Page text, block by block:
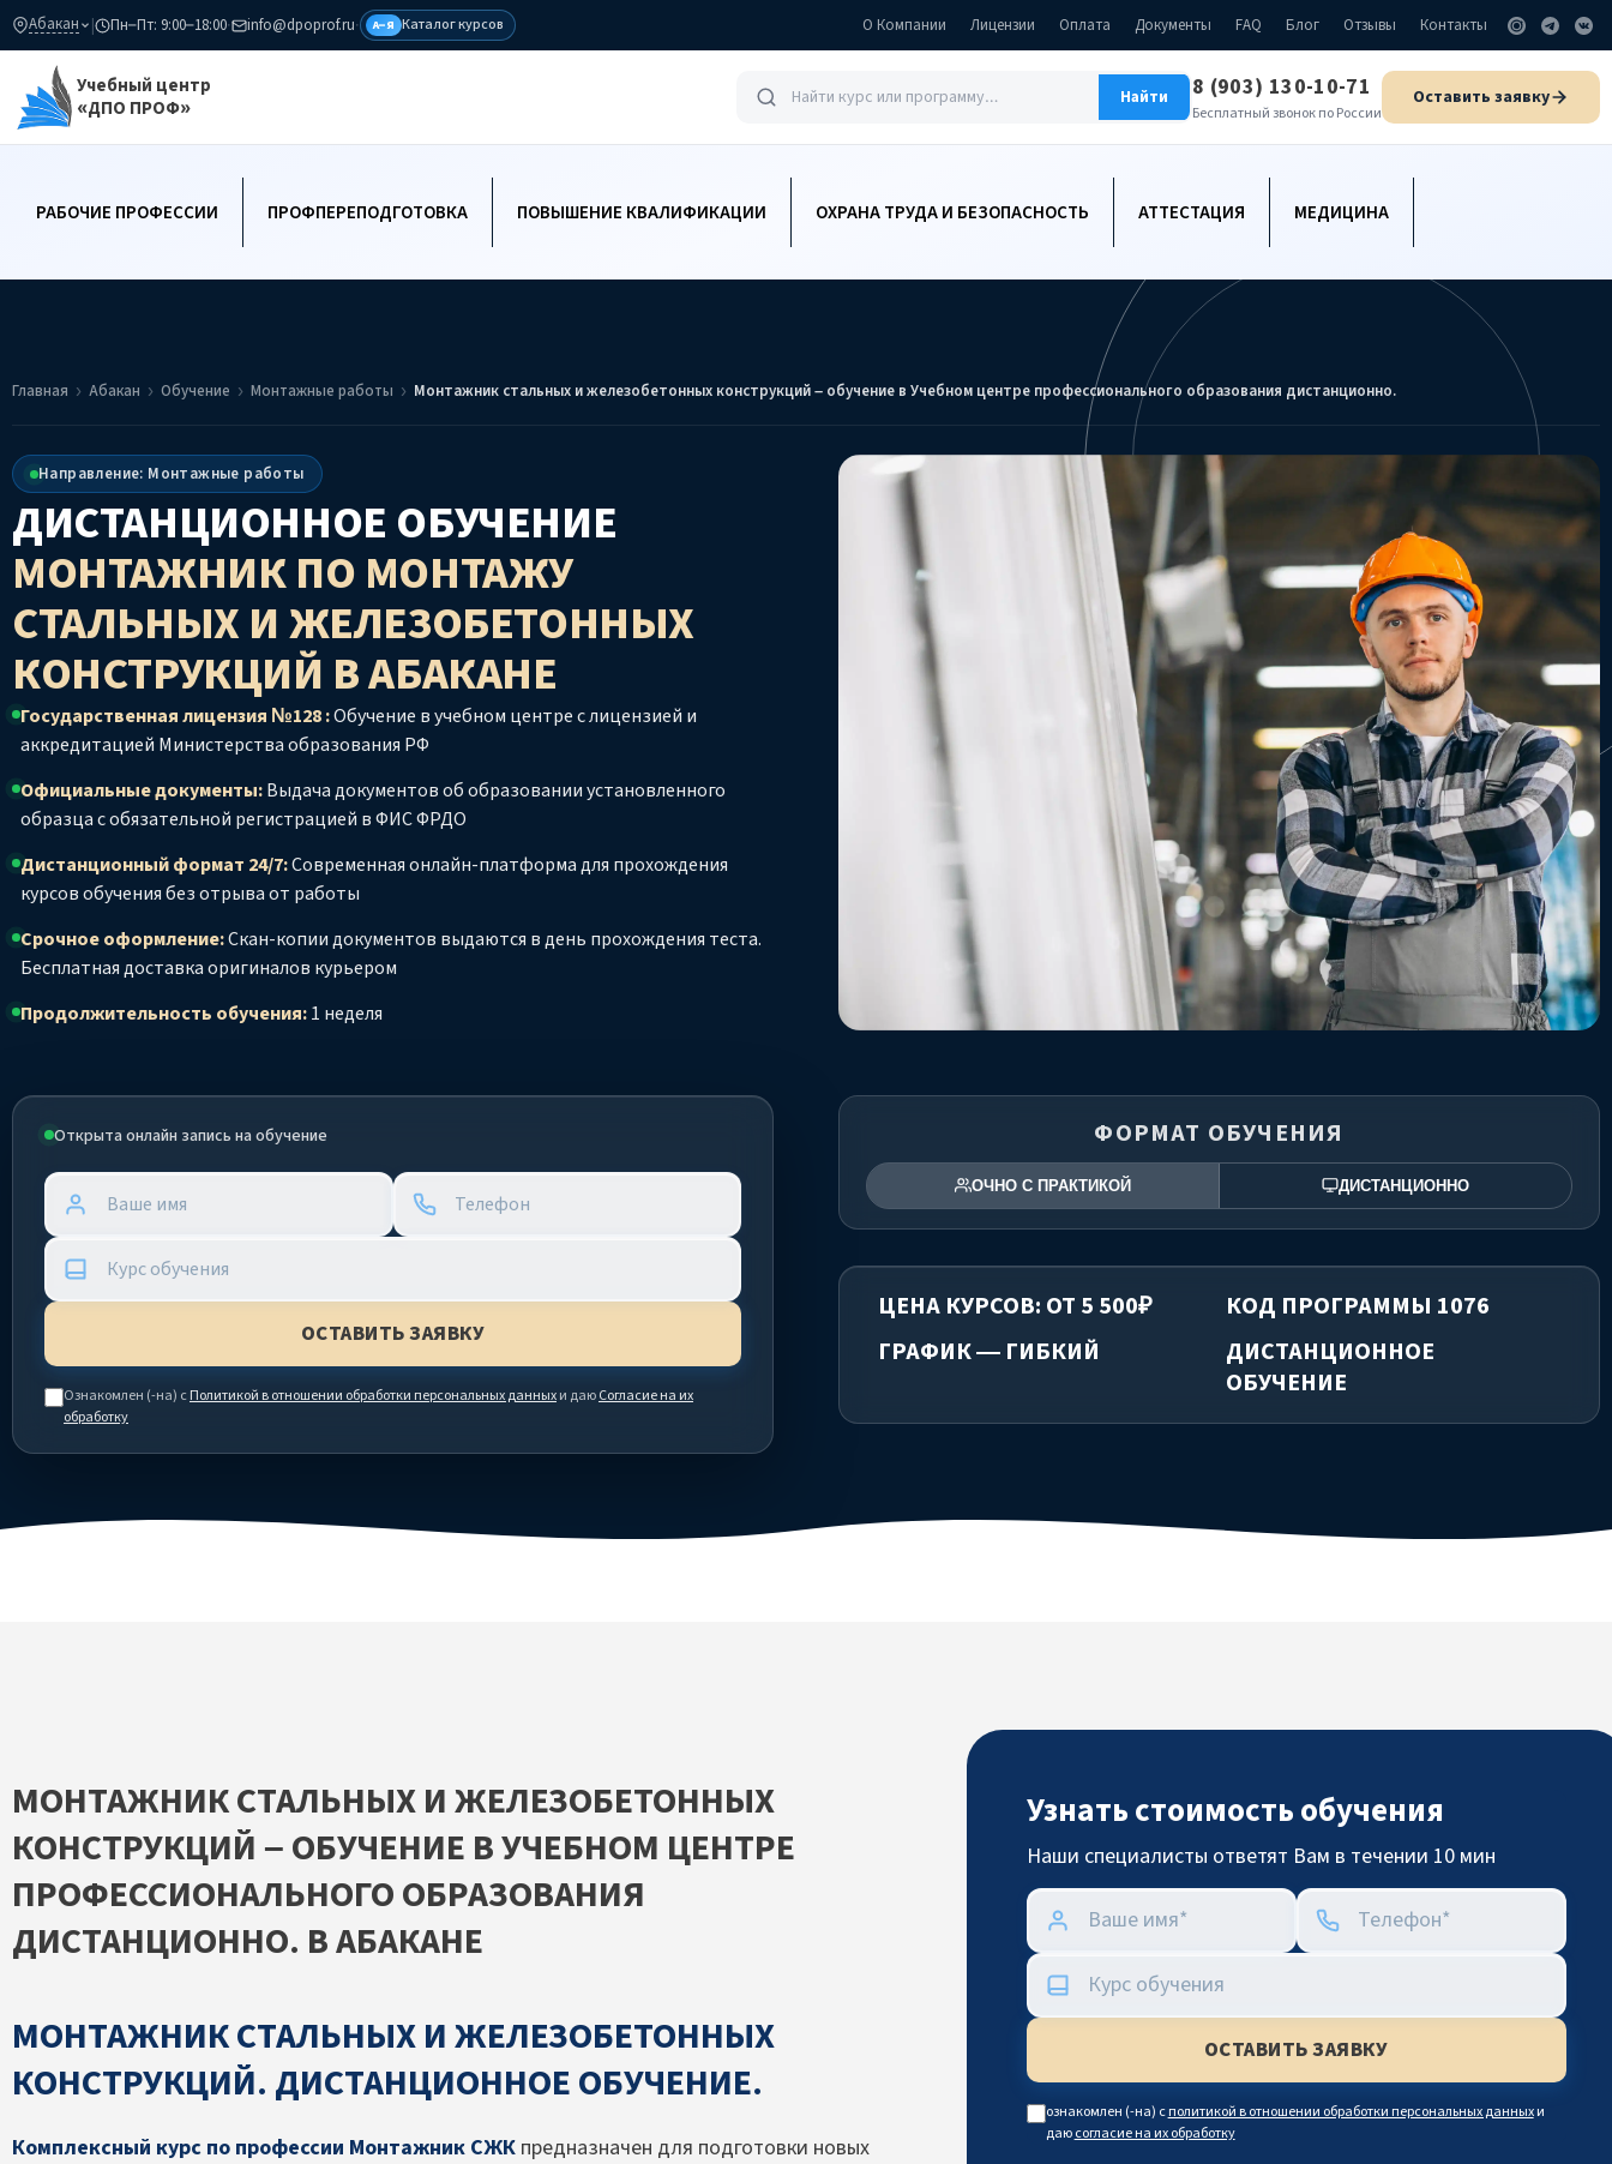
Абакан | Пн–Пт: 9:00–18:00· info@dpoprof.ru· А–Я Каталог курсов О Компании Лицензии Оплата Документы FAQ Блог Отзывы Контакты
Учебный центр
«ДПО ПРОФ»
Найти 8 (903) 130-10-71
Бесплатный звонок по России
Оставить заявку
РАБОЧИЕ ПРОФЕССИИ ПРОФПЕРЕПОДГОТОВКА ПОВЫШЕНИЕ КВАЛИФИКАЦИИ ОХРАНА ТРУДА И БЕЗОПАСНОСТЬ АТТЕСТАЦИЯ МЕДИЦИНА
Главная Абакан Обучение Монтажные работы Монтажник стальных и железобетонных конструкций – обучение в Учебном центре профессионального образования дистанционно.
Направление: Монтажные работы
ДИСТАНЦИОННОЕ ОБУЧЕНИЕ
МОНТАЖНИК ПО МОНТАЖУ
СТАЛЬНЫХ И ЖЕЛЕЗОБЕТОННЫХ
КОНСТРУКЦИЙ В АБАКАНЕ
Государственная лицензия №128 :Обучение в учебном центре с лицензией и
аккредитацией Министерства образования РФ
Официальные документы:Выдача документов об образовании установленного
образца с обязательной регистрацией в ФИС ФРДО
Дистанционный формат 24/7:Современная онлайн-платформа для прохождения
курсов обучения без отрыва от работы
Срочное оформление:Скан-копии документов выдаются в день прохождения теста.
Бесплатная доставка оригиналов курьером
Продолжительность обучения:1 неделя
Открыта онлайн запись на обучение
Ознакомлен (-на) сПолитикой в отношении обработки персональных данныхи даюСогласие на их
обработку
ФОРМАТ ОБУЧЕНИЯ
ОЧНО С ПРАКТИКОЙ ДИСТАНЦИОННО
ЦЕНА КУРСОВ: ОТ 5 500₽
КОД ПРОГРАММЫ 1076
ГРАФИК — ГИБКИЙ
ДИСТАНЦИОННОЕ
ОБУЧЕНИЕ
МОНТАЖНИК СТАЛЬНЫХ И ЖЕЛЕЗОБЕТОННЫХ
КОНСТРУКЦИЙ – ОБУЧЕНИЕ В УЧЕБНОМ ЦЕНТРЕ
ПРОФЕССИОНАЛЬНОГО ОБРАЗОВАНИЯ
ДИСТАНЦИОННО. В АБАКАНЕ
МОНТАЖНИК СТАЛЬНЫХ И ЖЕЛЕЗОБЕТОННЫХ
КОНСТРУКЦИЙ. ДИСТАНЦИОННОЕ ОБУЧЕНИЕ.
Комплексный курс по профессии Монтажник СЖК предназначен для подготовки новых
Узнать стоимость обучения
Наши специалисты ответят Вам в течении 10 мин
ознакомлен (-на) сполитикой в отношении обработки персональных данныхи
даюсогласие на их обработку